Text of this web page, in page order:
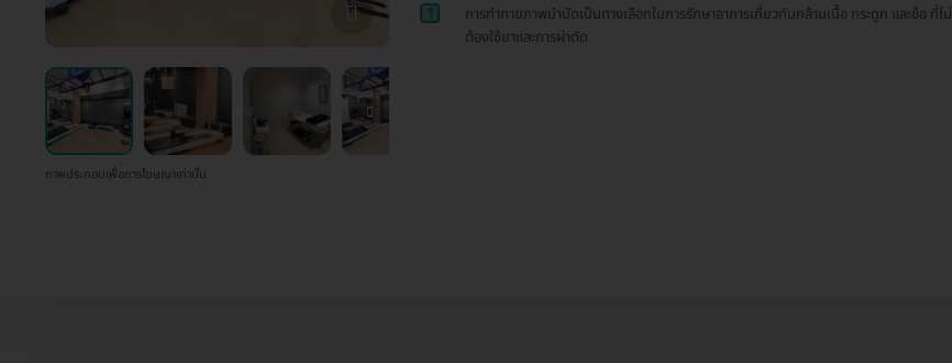
ภาพประกอบเพื่อการโฆษณาเท่านั้น
1
การทำกายภาพบำบัดเป็นทางเลือกในการรักษาอาการเกี่ยวกับกล้ามเนื้อ กระดูก และข้อ ที่ไม่
ต้องใช้ยาและการผ่าตัด